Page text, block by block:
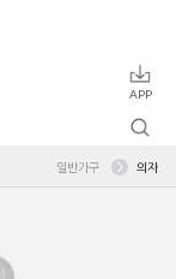
일반가구 의자